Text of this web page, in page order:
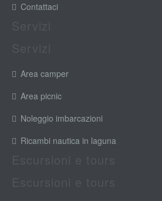
Contattaci
Area camper
Area picnic
Noleggio imbarcazioni
Ricambi nautica in laguna